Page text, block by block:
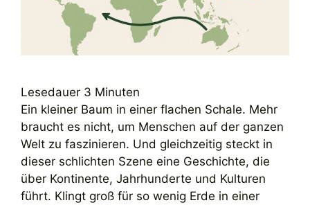
Lesedauer 3 Minuten
Ein kleiner Baum in einer flachen Schale. Mehr
braucht es nicht, um Menschen auf der ganzen
Welt zu faszinieren. Und gleichzeitig steckt in
dieser schlichten Szene eine Geschichte, die
über Kontinente, Jahrhunderte und Kulturen
führt. Klingt groß für so wenig Erde in einer